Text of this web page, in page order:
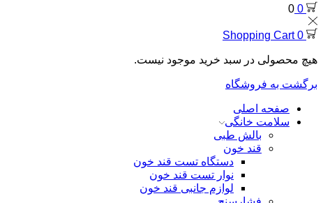
0
0
0
Shopping Cart
هیچ محصولی در سبد خرید موجود نیست.
برگشت به فروشگاه
صفحه اصلی
سلامت خانگی
بالش طبی
قند خون
دستگاه تست قند خون
نوار تست قند خون
لوازم جانبی قند خون